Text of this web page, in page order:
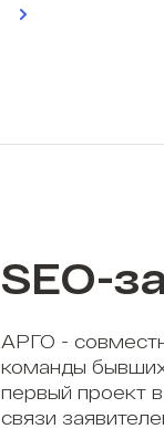
SEO-
АРГО -
команды
первый проект
связи